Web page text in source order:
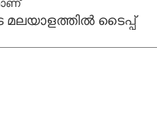
മലയാളത്തില്‍ ടൈപ്പ്